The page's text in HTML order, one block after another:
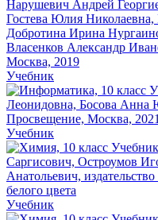
Учебник
Учебник
Учебник